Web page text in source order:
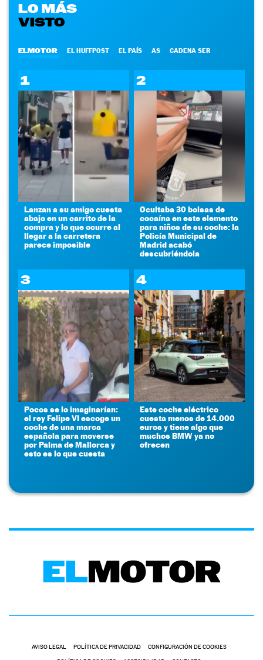
LO MÁS
VISTO
ELMOTOR EL HUFFPOST EL PAÍS AS CADENA SER
1
Lanzan a su amigo cuesta
abajo en un carrito de la
compra y lo que ocurre al
llegar a la carretera
parece imposible
2
Ocultaba 30 bolsas de
cocaína en este elemento
para niños de su coche: la
Policía Municipal de
Madrid acabó
descubriéndola
3
Pocos se lo imaginarían:
el rey Felipe VI escoge un
coche de una marca
española para moverse
por Palma de Mallorca y
esto es lo que cuesta
4
Este coche eléctrico
cuesta menos de 14.000
euros y tiene algo que
muchos BMW ya no
ofrecen
AVISO LEGAL POLÍTICA DE PRIVACIDAD CONFIGURACIÓN DE COOKIES